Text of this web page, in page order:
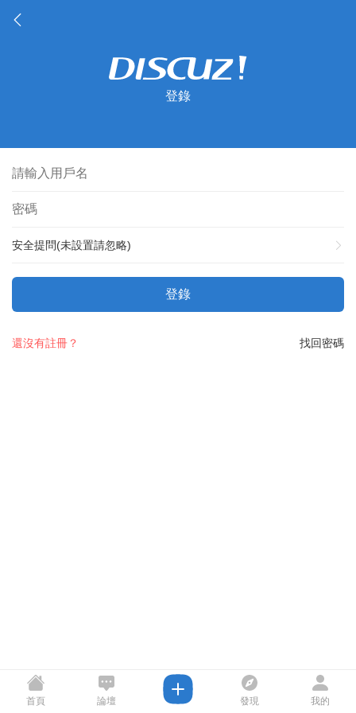
登錄
安全提問(未設置請忽略)
登錄
找回密碼
還沒有註冊？
首頁 論壇 發現 我的